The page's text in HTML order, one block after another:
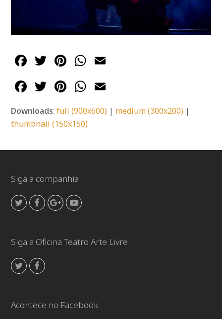
Facebook
Twitter
Pinterest
WhatsApp
Facebook
Twitter
Pinterest
WhatsApp
Downloads:full (900x600) | medium (300x200) |
thumbnail (150x150)
Siga a companhia
TwitterFacebookGooglePlus
Youtube
Siga a Oficina Teatro Arte Livre
TwitterFacebook
Acontece no Facebook